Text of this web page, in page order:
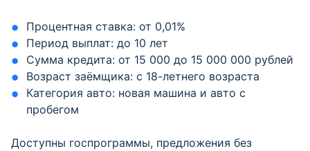
Процентная ставка: от 0,01%
Период выплат: до 10 лет
Сумма кредита: от 15 000 до 15 000 000 рублей
Возраст заёмщика: с 18-летнего возраста
Категория авто: новая машина и авто с
пробегом
Доступны госпрограммы, предложения без